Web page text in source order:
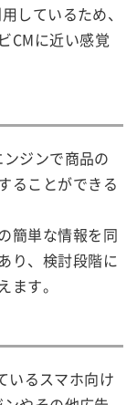
しているため、
CMに近い感覚
ジンで商品の
ることができる
簡単な情報を同
り、検討段階に
ます。
いるスマホ向け